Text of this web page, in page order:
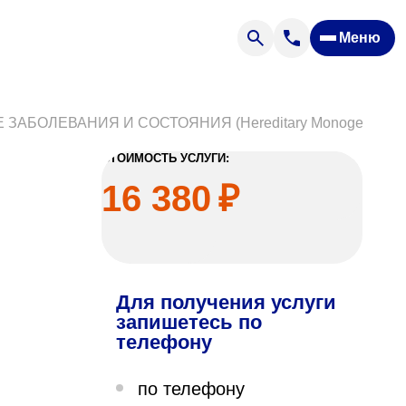
Меню
«Парус»
И СОСТОЯНИЯ (Hereditary Monogenic
СТОИМОСТЬ УСЛУГИ:
16 380 ₽
Для получения услуги
запишетесь по
телефону
по телефону